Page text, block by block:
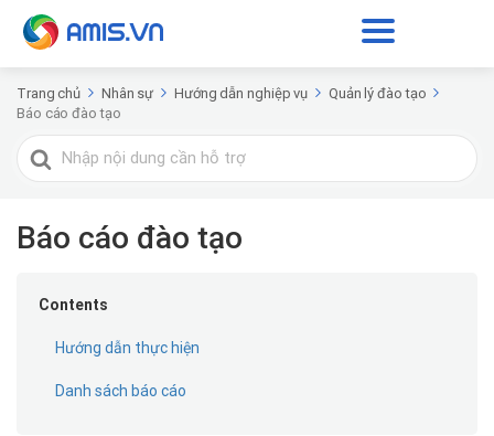
Trang chủ Nhân sự Hướng dẫn nghiệp vụ
Quản lý đào tạo
Báo cáo đào tạo
Tìm
kiếm
Báo cáo đào tạo
Contents
Hướng dẫn thực hiện
Danh sách báo cáo